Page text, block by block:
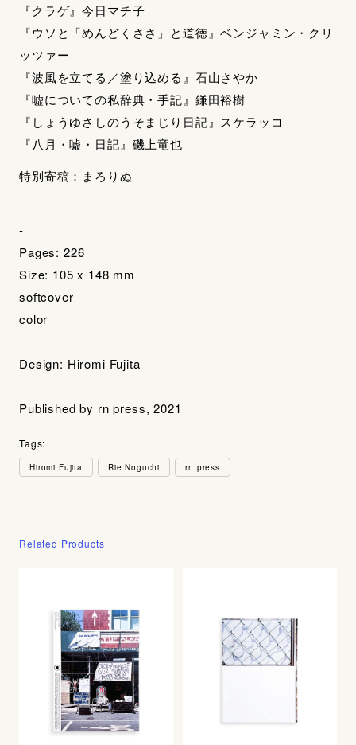
『クラゲ』今日マチ子
『ウソと「めんどくささ」と道徳』ベンジャミン・クリ
ッツァー
『波風を立てる／塗り込める』石山さやか
『嘘についての私辞典・手記』鎌田裕樹
『しょうゆさしのうそまじり日記』スケラッコ
『八月・嘘・日記』磯上竜也
特別寄稿：まろりぬ
-
Pages: 226
Size: 105 x 148 mm
softcover
color
Design: Hiromi Fujita
Published by rn press, 2021
Tags:
Hiromi Fujita Rie Noguchi rn press
Related Products